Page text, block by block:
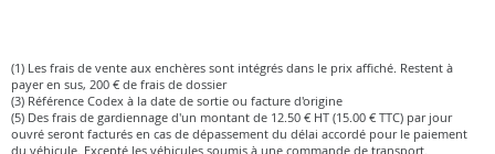
(1) Les frais de vente aux enchères sont intégrés dans le prix affiché. Restent à
payer en sus, 200 € de frais de dossier
(3) Référence Codex à la date de sortie ou facture d'origine
(5) Des frais de gardiennage d'un montant de 12.50 € HT (15.00 € TTC) par jour
ouvré seront facturés en cas de dépassement du délai accordé pour le paiement
du véhicule. Excepté les véhicules soumis à une commande de transport.